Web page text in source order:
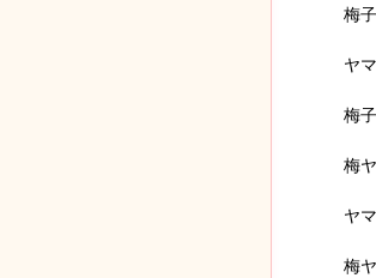
梅
ヤ
梅
梅
ヤ
梅